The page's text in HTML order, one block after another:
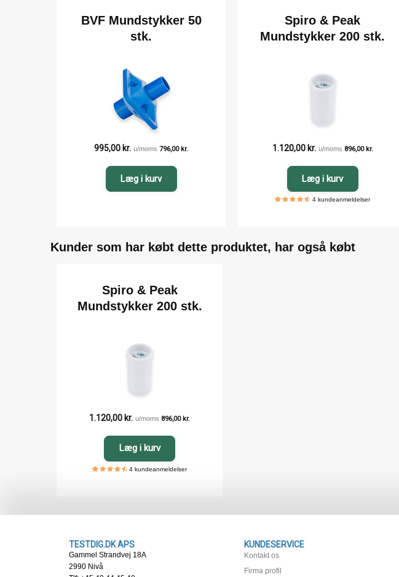
BVF Mundstykker 50
stk.
995,00 kr. u/moms 796,00 kr.
Læg i kurv
Spiro & Peak
Mundstykker 200 stk.
1.120,00 kr. u/moms 896,00 kr.
Læg i kurv
4kundeanmeldelser
Kunder som har købt dette produktet, har også købt
Spiro & Peak
Mundstykker 200 stk.
1.120,00 kr. u/moms 896,00 kr.
Læg i kurv
4 kundeanmeldelser
TESTDIG.DK APS
Gammel Strandvej 18A
2990 Nivå
KUNDESERVICE
Kontakt os
Firma profil